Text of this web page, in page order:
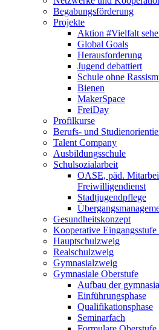
Begabungsförderung
Projekte
Aktion #Vielfalt
Global Goals
Herausforderung
Jugend debattiert
Schule ohne
Bienen
MakerSpace
FreiDay
Profilkurse
Berufs- und
Talent Company
Ausbildungsschule
Schulsozialarbeit
OASE, päd.
Freiwilligendienst
Stadtjugendpflege
Gesundheitskonzept
Kooperative
Hauptschulzweig
Realschulzweig
Gymnasialzweig
Gymnasiale Oberstufe
Aufbau der
Einführungsphase
Qualifikationsphase
Seminarfach